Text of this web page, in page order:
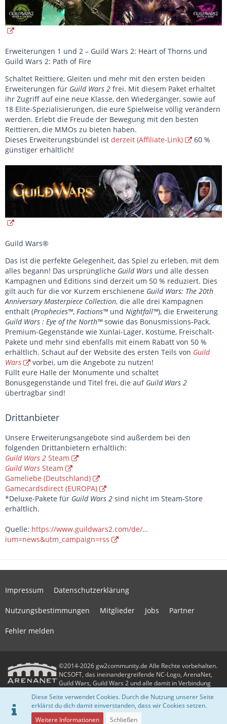
Erweiterungen 1 und 2 – Guild Wars 2: Heart of Thorns und
Guild Wars 2: Path of Fire
Schaltet Reittiere, Gleiten und mehr mit den ersten beiden
Erweiterungen für Guild Wars 2 frei. Mit diesem Paket erhaltet
ihr Zugriff auf eine neue Klasse, den Wiedergänger, sowie auf
18 Elite-Spezialisierungen, die eure Spielweise völlig verändern
werden. Erlebt die Freude der Bewegung mit den besten
Reittieren, die MMOs zu bieten haben.
Dieses Erweiterungsbündel ist derzeit (Affiliate-Link)
60 %
günstiger erhältlich!
Guild Wars®
Das ist die perfekte Gelegenheit, das Spiel zu erleben, mit dem
alles begann! Das ursprüngliche Guild Wars und alle dessen
Kampagnen und Editions sind derzeit um 50 % reduziert. Dies
gilt auch für die vor Kurzem erschienene Guild Wars: The 20th
Anniversary Masterpiece Collection, die alle drei Kampagnen
enthält (Prophecies™, Factions™ und Nightfall™), die Erweiterung
Guild Wars : Eye of the North™ sowie das Bonusmissions-Pack.
Premium-Gegenstände wie Xunlai-Lager, Kostüme, Freischalt-
Pakete und mehr sind ebenfalls mit einem Rabatt von 50 %
erhältlich. Schaut auf der Website des ersten Teils von Guild
Wars
vorbei, um die Angebote zu nutzen!
Füllt eure Halle der Monumente und schaltet
Bonusgegenstände und Titel frei, die auf Guild Wars 2
übertragbar sind!
Drittanbieter
Unsere Erweiterungsangebote sind außerdem bei den
folgenden Drittanbietern erhältlich:
Guild Wars 2 Steam
Guild Wars Steam
Gameliebe (Deutschland)
Gamecardsdirect (EUROPA)
*Deluxe-Pakete für Guild Wars 2 sind nicht im Steam-Store
erhältlich.
Quelle: https://www.guildwars2.com/de/…
ium=news&utm_campaign=rss
Impressum Datenschutzerklärung
Nutzungsbestimmungen Mitglieder Jobs Partner
Fehler melden
©2014-2026 gw2community.de Alle Rechte vorbehalten.
NCSOFT, das ineinandergreifende NC-Logo, ArenaNet,
Guild Wars, Guild Wars 2 und alle damit in Verbindung
Warenzeichen der NCSOFT Corporation. Alle anderen Warenzeichen oder
eingetragenen Warenzeichen sind das Eigentum ihrer jeweiligen Besitzer.
Community-Software:WoltLab Suite™
Diese Seite verwendet Cookies. Durch die Nutzung unserer Seite
erklärst du dich damit einverstanden, dass wir Cookies setzen.
Weitere Informationen
Schließen